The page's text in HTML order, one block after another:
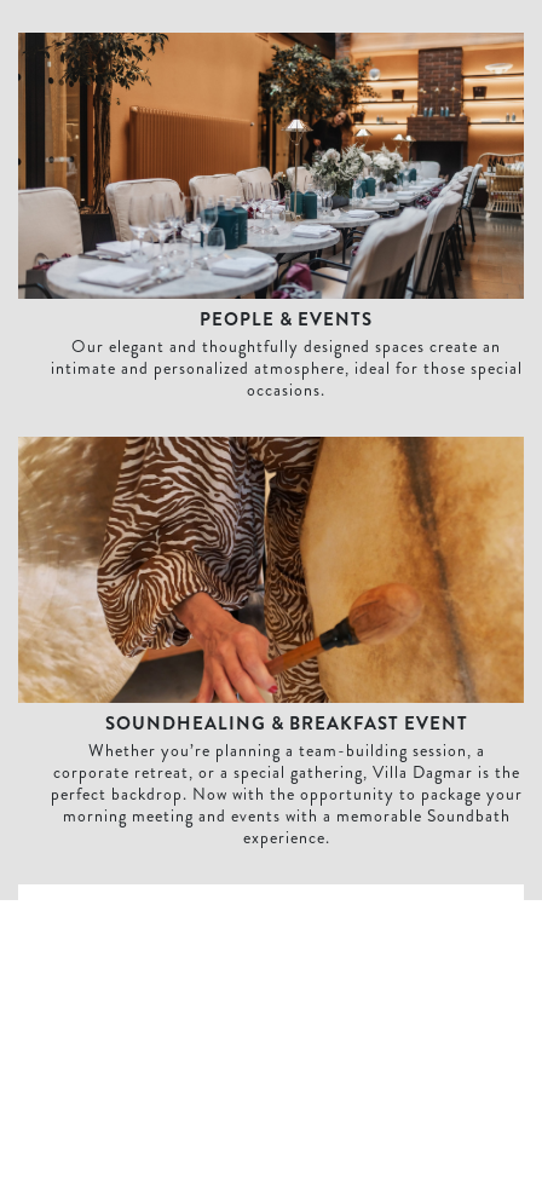
PEOPLE & EVENTS
Our elegant and thoughtfully designed spaces create an
intimate and personalized atmosphere, ideal for those special
occasions.
SOUNDHEALING & BREAKFAST EVENT
Whether you’re planning a team-building session, a
corporate retreat, or a special gathering, Villa Dagmar is the
perfect backdrop. Now with the opportunity to package your
morning meeting and events with a memorable Soundbath
experience.